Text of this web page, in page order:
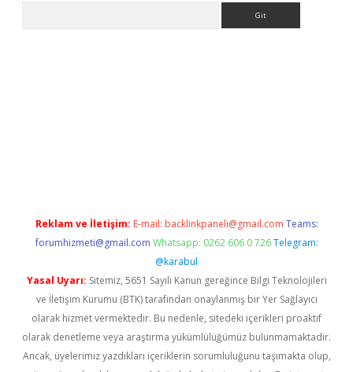
Reklam ve İletişim: E-mail: backlinkpaneli@gmail.com Teams:
forumhizmeti@gmail.com Whatsapp: 0262 606 0 726 Telegram:
@karabul
Yasal Uyarı: Sitemiz, 5651 Sayılı Kanun gereğince Bilgi Teknolojileri
ve İletişim Kurumu (BTK) tarafından onaylanmış bir Yer Sağlayıcı
olarak hizmet vermektedir. Bu nedenle, sitedeki içerikleri proaktif
olarak denetleme veya araştırma yükümlülüğümüz bulunmamaktadır.
Ancak, üyelerimiz yazdıkları içeriklerin sorumluluğunu taşımakta olup,